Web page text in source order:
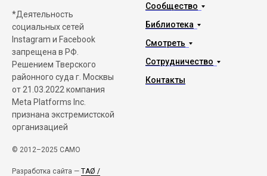
*Деятельность
социальных сетей
Instagram и Facebook
запрещена в РФ.
Решением Тверского
районного суда г. Москвы
от 21.03.2022 компания
Meta Platforms Inc.
признана экстремистской
организацией
© 2012–2025 САМО
Разработка сайта — TAØ /
Сообщество
Библиотека
Смотреть
Сотрудничество
Контакты